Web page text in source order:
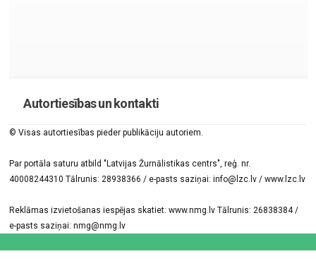
Autortiesības un kontakti
© Visas autortiesības pieder publikāciju autoriem.
Par portāla saturu atbild "Latvijas Žurnālistikas centrs", reģ. nr.
40008244310 Tālrunis: 28938366 / e-pasts saziņai: info@lzc.lv / www.lzc.lv
Reklāmas izvietošanas iespējas skatiet: www.nmg.lv Tālrunis: 26838384 /
e-pasts saziņai: nmg@nmg.lv